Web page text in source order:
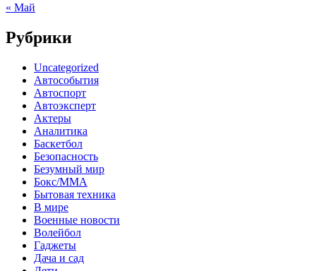
« Май
Рубрики
Uncategorized
Автособытия
Автоспорт
Автоэксперт
Актеры
Аналитика
Баскетбол
Безопасность
Безумный мир
Бокс/MMA
Бытовая техника
В мире
Военные новости
Волейбол
Гаджеты
Дача и сад